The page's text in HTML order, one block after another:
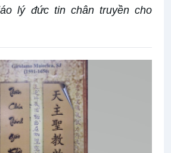
lý đức tin chân truyền cho